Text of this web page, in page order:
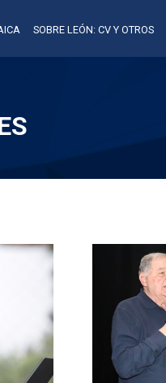
SOBRE LEÓN: CV Y OTROS